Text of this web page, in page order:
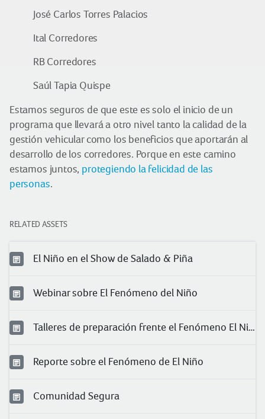
José Carlos Torres Palacios
Ital Corredores
RB Corredores
Saúl Tapia Quispe
Estamos seguros de que este es solo el inicio de un
programa que llevará a otro nivel tanto la calidad de la
gestión vehicular como los beneficios que aportarán al
desarrollo de los corredores. Porque en este camino
estamos juntos, protegiendo la felicidad de las
personas.
RELATED ASSETS
El Niño en el Show de Salado & Piña
Webinar sobre El Fenómeno del Niño
Talleres de preparación frente el Fenómeno El Niño
Reporte sobre el Fenómeno de El Niño
Comunidad Segura